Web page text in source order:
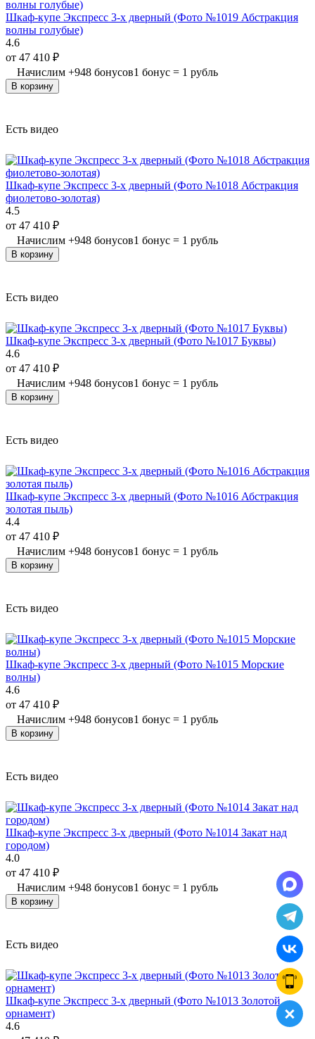
Шкаф-купе Экспресс 3-х дверный (Фото №1019 Абстракция
волны голубые)
4.6
от 47 410 ₽
Начислим +948 бонусов1 бонус = 1 рубль
В корзину
Есть видео
Шкаф-купе Экспресс 3-х дверный (Фото №1018 Абстракция
фиолетово-золотая)
4.5
от 47 410 ₽
Начислим +948 бонусов1 бонус = 1 рубль
В корзину
Есть видео
Шкаф-купе Экспресс 3-х дверный (Фото №1017 Буквы)
4.6
от 47 410 ₽
Начислим +948 бонусов1 бонус = 1 рубль
В корзину
Есть видео
Шкаф-купе Экспресс 3-х дверный (Фото №1016 Абстракция
золотая пыль)
4.4
от 47 410 ₽
Начислим +948 бонусов1 бонус = 1 рубль
В корзину
Есть видео
Шкаф-купе Экспресс 3-х дверный (Фото №1015 Морские
волны)
4.6
от 47 410 ₽
Начислим +948 бонусов1 бонус = 1 рубль
В корзину
Есть видео
Шкаф-купе Экспресс 3-х дверный (Фото №1014 Закат над
городом)
4.0
от 47 410 ₽
Начислим +948 бонусов1 бонус = 1 рубль
В корзину
Есть видео
Шкаф-купе Экспресс 3-х дверный (Фото №1013 Золотой
орнамент)
4.6